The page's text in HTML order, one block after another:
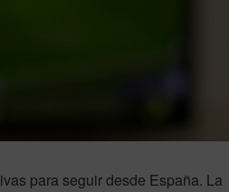
para seguir desde España. La